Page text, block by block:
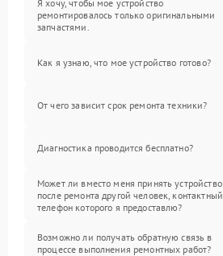
Я хочу, чтобы мое устройство
ремонтировалось только оригинальными
запчастями.
Как я узнаю, что мое устройство готово?
От чего зависит срок ремонта техники?
Диагностика проводится бесплатно?
Может ли вместо меня принять устройство
после ремонта другой человек, контактный
телефон которого я предоставлю?
Возможно ли получать обратную связь в
процессе выполнения ремонтных работ?